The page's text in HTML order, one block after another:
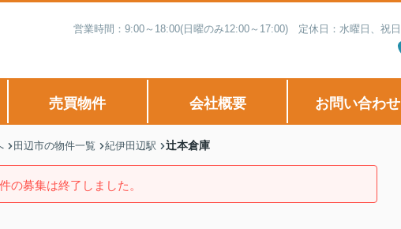
営業時間：9:00～18:00(日曜のみ12:00～17:00) 定休日：水曜日、祝
売買物件 会社概要 お問い合わせ
田辺市の物件一覧 紀伊田辺駅 辻本倉庫
の募集は終了しました。